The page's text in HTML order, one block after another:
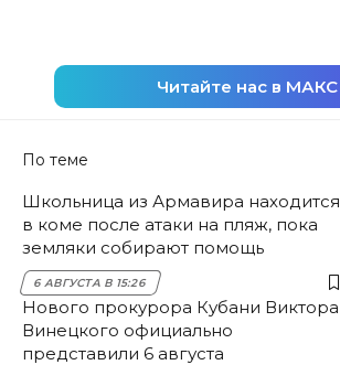
Читайте нас в МАКС
По теме
Школьница из Армавира находится
в коме после атаки на пляж, пока
земляки собирают помощь
6 АВГУСТА В 15:26
Нового прокурора Кубани Виктора
Винецкого официально
представили 6 августа